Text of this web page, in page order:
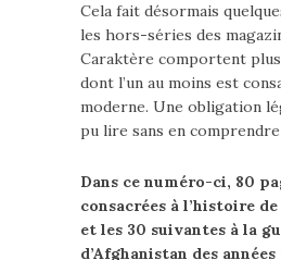
Cela fait désormais
les hors-séries des
Caraktère comportent
dont l’un au moins est
moderne. Une obligation
pu lire sans en
Dans ce numéro-ci, 80
consacrées à l’histoire
et les 30 suivantes à la
d’Afghanistan des années